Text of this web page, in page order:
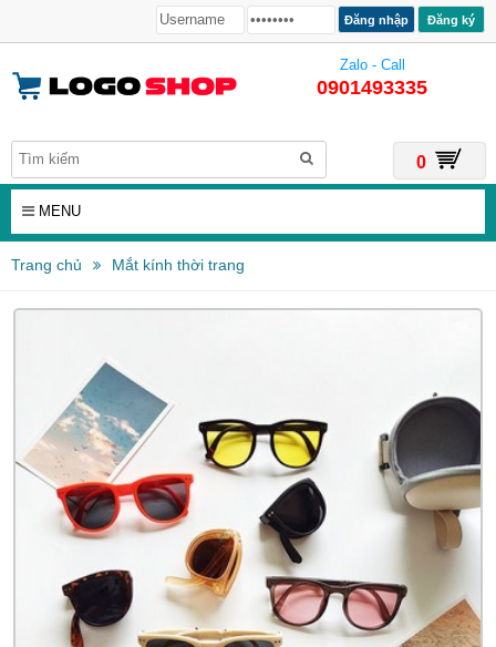
Đăng ký
Zalo - Call
0901493335
0
MENU
Trang chủ Mắt kính thời trang